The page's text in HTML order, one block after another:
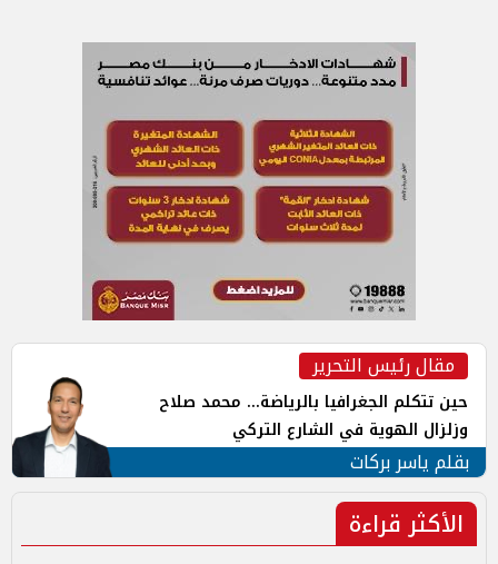
مقال رئيس التحرير
حين تتكلم الجغرافيا بالرياضة... محمد صلاح
وزلزال الهوية في الشارع التركي
بقلم ياسر بركات
الأكثر قراءة